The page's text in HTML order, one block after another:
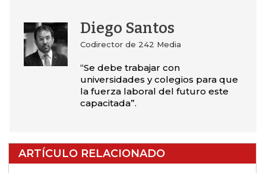
Diego Santos
Codirector de 242 Media
“Se debe trabajar con
universidades y colegios para que
la fuerza laboral del futuro este
capacitada”.
ARTÍCULO RELACIONADO